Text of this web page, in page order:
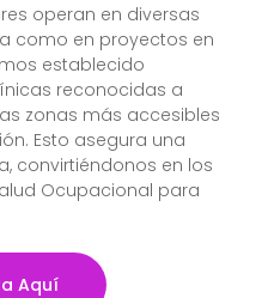
operan en diversas
como en proyectos en
establecido
reconocidas a
zonas más accesibles
Esto asegura una
convirtiéndonos en los
Ocupacional para
Aquí